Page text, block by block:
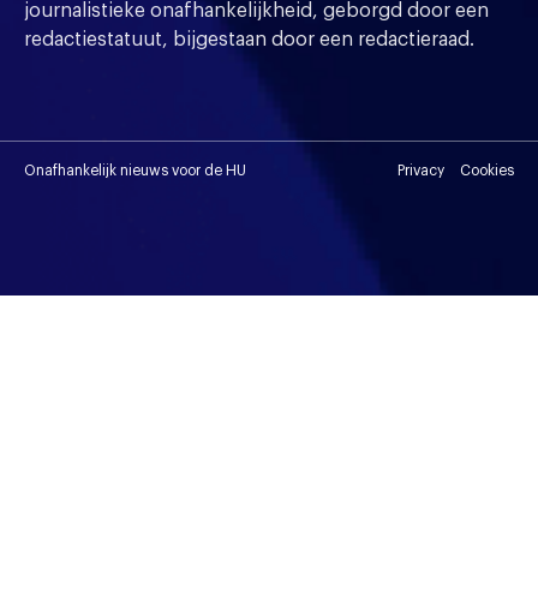
journalistieke onafhankelijkheid, geborgd door een
redactiestatuut, bijgestaan door een redactieraad.
Onafhankelijk nieuws voor de HU Privacy Cookies